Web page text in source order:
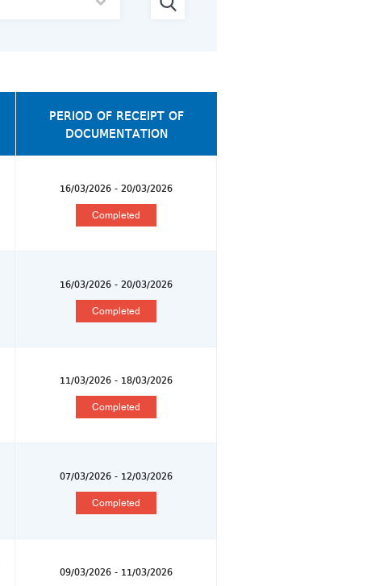
PERIOD OF RECEIPT OF
DOCUMENTATION
16/03/2026 - 20/03/2026
Completed
16/03/2026 - 20/03/2026
Completed
11/03/2026 - 18/03/2026
Completed
07/03/2026 - 12/03/2026
Completed
09/03/2026 - 11/03/2026